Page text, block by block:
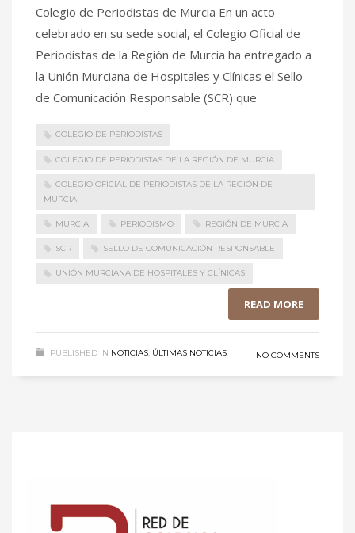
Colegio de Periodistas de Murcia En un acto
celebrado en su sede social, el Colegio Oficial de
Periodistas de la Región de Murcia ha entregado a
la Unión Murciana de Hospitales y Clínicas el Sello
de Comunicación Responsable (SCR) que
COLEGIO DE PERIODISTAS
COLEGIO DE PERIODISTAS DE LA REGIÓN DE MURCIA
COLEGIO OFICIAL DE PERIODISTAS DE LA REGIÓN DE
MURCIA
MURCIA PERIODISMO REGIÓN DE MURCIA
SCR SELLO DE COMUNICACIÓN RESPONSABLE
UNIÓN MURCIANA DE HOSPITALES Y CLÍNICAS
READ MORE
PUBLISHED IN NOTICIAS, ÚLTIMAS NOTICIAS NO COMMENTS